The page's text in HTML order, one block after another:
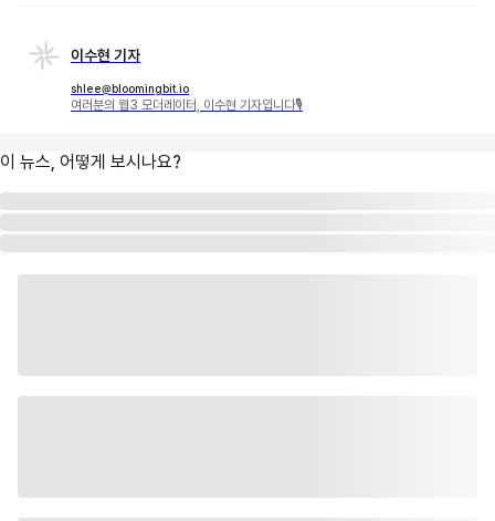
이수현 기자
shlee@bloomingbit.io
여러분의 웹3 모더레이터, 이수현 기자입니다🎙
이 뉴스, 어떻게 보시나요?